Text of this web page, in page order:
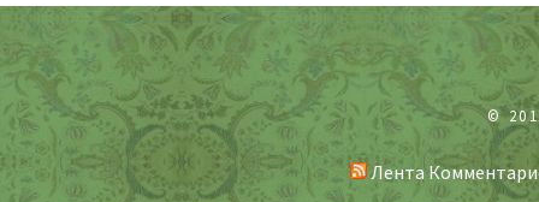
©
Лента